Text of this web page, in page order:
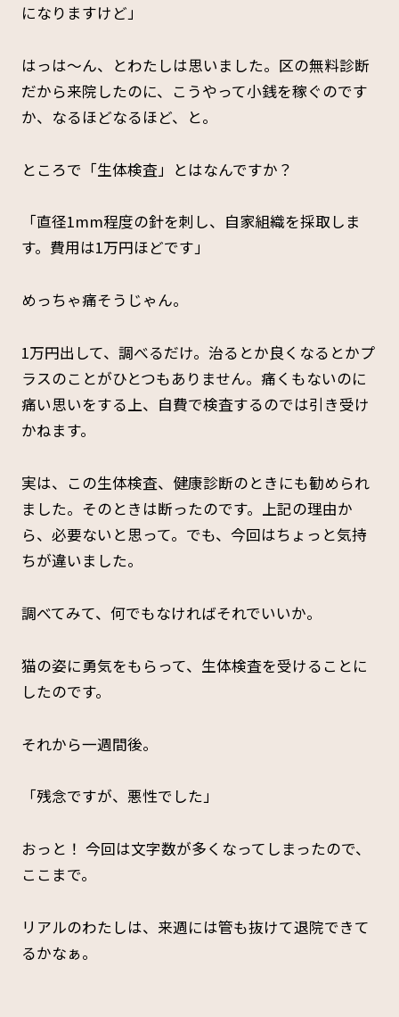
になりますけど」
はっは〜ん、とわたしは思いました。区の無料診断
だから来院したのに、こうやって小銭を稼ぐのです
か、なるほどなるほど、と。
ところで「生体検査」とはなんですか？
「直径1mm程度の針を刺し、自家組織を採取しま
す。費用は1万円ほどです」
めっちゃ痛そうじゃん。
1万円出して、調べるだけ。治るとか良くなるとかプ
ラスのことがひとつもありません。痛くもないのに
痛い思いをする上、自費で検査するのでは引き受け
かねます。
実は、この生体検査、健康診断のときにも勧められ
ました。そのときは断ったのです。上記の理由か
ら、必要ないと思って。でも、今回はちょっと気持
ちが違いました。
調べてみて、何でもなければそれでいいか。
猫の姿に勇気をもらって、生体検査を受けることに
したのです。
それから一週間後。
「残念ですが、悪性でした」
おっと！ 今回は文字数が多くなってしまったので、
ここまで。
リアルのわたしは、来週には管も抜けて退院できて
るかなぁ。